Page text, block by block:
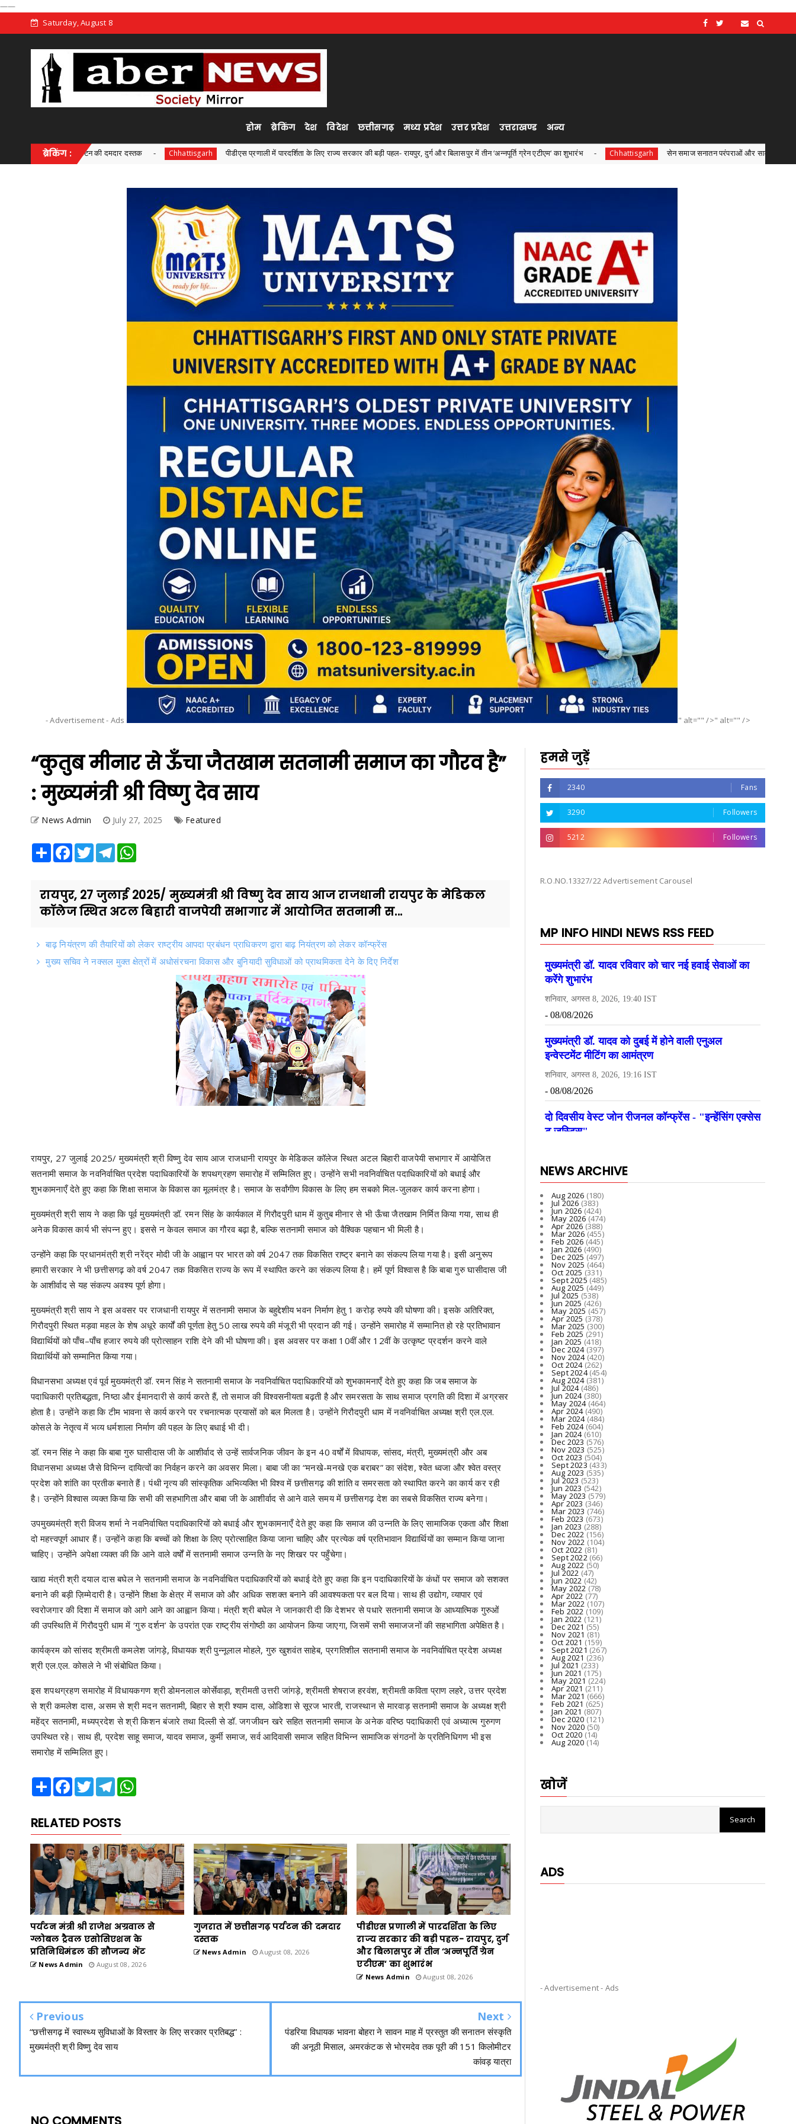
——
Saturday, August 8
होम ब्रेकिंग देश विदेश छत्तीसगढ़ मध्य प्रदेश उत्तर प्रदेश उत्तराखण्ड अन्य
ब्रेकिंग :
पर्यटन की दमदार दस्तक Chhattisgarh पीडीएस प्रणाली में पारदर्शिता के लिए राज्य सरकार की बड़ी पहल- रायपुर, दुर्ग और बिलासपुर में तीन ‘अन्नपूर्ति ग्रेन एटीएम‘ का शुभारंभ Chhattisgarh सेन समाज सनातन परंपराओं और सामाजिक समरसता का मजबूत आधार :
- Advertisement - Ads " alt="" />" alt="" />
“कुतुब मीनार से ऊँचा जैतखाम सतनामी समाज का गौरव है”
: मुख्यमंत्री श्री विष्णु देव साय
News Admin July 27, 2025 Featured
Share Facebook
TwitterTelegram
रायपुर, 27 जुलाई 2025/ मुख्यमंत्री श्री विष्णु देव साय आज राजधानी रायपुर के मेडिकल
कॉलेज स्थित अटल बिहारी वाजपेयी सभागार में आयोजित सतनामी स...
बाढ़ नियंत्रण की तैयारियों को लेकर राष्ट्रीय आपदा प्रबंधन प्राधिकरण द्वारा बाढ़ नियंत्रण को लेकर कॉन्फ्रेंस
मुख्य सचिव ने नक्सल मुक्त क्षेत्रों में अधोसंरचना विकास और बुनियादी सुविधाओं को प्राथमिकता देने के दिए निर्देश
रायपुर, 27 जुलाई 2025/ मुख्यमंत्री श्री विष्णु देव साय आज राजधानी रायपुर के मेडिकल कॉलेज स्थित अटल बिहारी वाजपेयी सभागार में आयोजित
सतनामी समाज के नवनिर्वाचित प्रदेश पदाधिकारियों के शपथग्रहण समारोह में सम्मिलित हुए। उन्होंने सभी नवनिर्वाचित पदाधिकारियों को बधाई और
शुभकामनाएँ देते हुए कहा कि शिक्षा समाज के विकास का मूलमंत्र है। समाज के सर्वांगीण विकास के लिए हम सबको मिल-जुलकर कार्य करना होगा।
मुख्यमंत्री श्री साय ने कहा कि पूर्व मुख्यमंत्री डॉ. रमन सिंह के कार्यकाल में गिरौदपुरी धाम में कुतुब मीनार से भी ऊँचा जैतखाम निर्मित किया गया, साथ ही
अनेक विकास कार्य भी संपन्न हुए। इससे न केवल समाज का गौरव बढ़ा है, बल्कि सतनामी समाज को वैश्विक पहचान भी मिली है।
उन्होंने कहा कि प्रधानमंत्री श्री नरेंद्र मोदी जी के आह्वान पर भारत को वर्ष 2047 तक विकसित राष्ट्र बनाने का संकल्प लिया गया है। इसी अनुरूप
हमारी सरकार ने भी छत्तीसगढ़ को वर्ष 2047 तक विकसित राज्य के रूप में स्थापित करने का संकल्प लिया है। हमें पूर्ण विश्वास है कि बाबा गुरु घासीदास जी
के आशीर्वाद से यह संकल्प अवश्य पूर्ण होगा।
मुख्यमंत्री श्री साय ने इस अवसर पर राजधानी रायपुर में सतनामी समाज के बहुद्देशीय भवन निर्माण हेतु 1 करोड़ रुपये की घोषणा की। इसके अतिरिक्त,
गिरौदपुरी स्थित मड़वा महल के शेष अधूरे कार्यों की पूर्णता हेतु 50 लाख रुपये की मंजूरी भी प्रदान की गई। उन्होंने समारोह में सम्मानित हो रहे प्रतिभावान
विद्यार्थियों को पाँच–पाँच हजार रुपये की प्रोत्साहन राशि देने की भी घोषणा की। इस अवसर पर कक्षा 10वीं और 12वीं के उत्कृष्ट प्रदर्शन करने वाले
विद्यार्थियों को सम्मानित किया गया।
विधानसभा अध्यक्ष एवं पूर्व मुख्यमंत्री डॉ. रमन सिंह ने सतनामी समाज के नवनिर्वाचित पदाधिकारियों को शुभकामनाएँ देते हुए कहा कि जब समाज के
पदाधिकारी प्रतिबद्धता, निष्ठा और ईमानदारी से कार्य करते हैं, तो समाज की विश्वसनीयता बढ़ती है और समरसता के साथ समाज प्रगति की दिशा में अग्रसर
होता है। उन्होंने कहा कि टीम भावना से कार्य करने पर रचनात्मक प्रयासों को बल मिलता है। उन्होंने गिरौदपुरी धाम में नवनिर्वाचित अध्यक्ष श्री एल.एल.
कोसले के नेतृत्व में भव्य धर्मशाला निर्माण की पहल के लिए बधाई भी दी।
डॉ. रमन सिंह ने कहा कि बाबा गुरु घासीदास जी के आशीर्वाद से उन्हें सार्वजनिक जीवन के इन 40 वर्षों में विधायक, सांसद, मंत्री, मुख्यमंत्री और अब
विधानसभा अध्यक्ष जैसे विभिन्न दायित्वों का निर्वहन करने का अवसर मिला। बाबा जी का “मनखे-मनखे एक बराबर” का संदेश, श्वेत ध्वजा और श्वेत वस्त्र
प्रदेश को शांति का प्रतीक बनाते हैं। पंथी नृत्य की सांस्कृतिक अभिव्यक्ति भी विश्व में छत्तीसगढ़ की शांति व समरसता को स्थापित करने का कार्य कर रही
है। उन्होंने विश्वास व्यक्त किया कि सभी की सहभागिता और बाबा जी के आशीर्वाद से आने वाले समय में छत्तीसगढ़ देश का सबसे विकसित राज्य बनेगा।
उपमुख्यमंत्री श्री विजय शर्मा ने नवनिर्वाचित पदाधिकारियों को बधाई और शुभकामनाएँ देते हुए कहा कि समाज की उन्नति के लिए सामाजिक एकता और शिक्षा
दो महत्त्वपूर्ण आधार हैं। उन्होंने कहा कि बच्चों को शिक्षा के लिए प्रोत्साहित किया जाना चाहिए और प्रत्येक वर्ष प्रतिभावान विद्यार्थियों का सम्मान किया जाना
चाहिए। उन्होंने अपेक्षा व्यक्त की कि आने वाले वर्षों में सतनामी समाज उन्नति के नए शिखर पर पहुँचेगा।
खाद्य मंत्री श्री दयाल दास बघेल ने सतनामी समाज के नवनिर्वाचित पदाधिकारियों को बधाई देते हुए कहा कि इन पदाधिकारियों के कंधों पर समाज को सशक्त
बनाने की बड़ी ज़िम्मेदारी है। उन्होंने शिक्षा के क्षेत्र में समाज को और अधिक सशक्त बनाने की आवश्यकता पर बल दिया। साथ ही उद्योग, व्यापार एवं
स्वरोजगार की दिशा में समाज को आगे आने का आह्वान किया। मंत्री श्री बघेल ने जानकारी दी कि देशभर से पधारे सतनामी समाज के आध्यात्मिक गुरुओं
की उपस्थिति में गिरौदपुरी धाम में ‘गुरु दर्शन’ के उपरांत एक राष्ट्रीय संगोष्ठी का आयोजन किया जाएगा, जिसमें सभी समाजजनों की सहभागिता अपेक्षित है।
कार्यक्रम को सांसद श्रीमती कमलेश जांगड़े, विधायक श्री पुन्नूलाल मोहले, गुरु खुशवंत साहेब, प्रगतिशील सतनामी समाज के नवनिर्वाचित प्रदेश अध्यक्ष
श्री एल.एल. कोसले ने भी संबोधित किया।
इस शपथग्रहण समारोह में विधायकगण श्री डोमनलाल कोर्सेवाड़ा, श्रीमती उत्तरी जांगड़े, श्रीमती शेषराज हरवंश, श्रीमती कविता प्राण लहरे, उत्तर प्रदेश
से श्री कमलेश दास, असम से श्री मदन सतनामी, बिहार से श्री श्याम दास, ओडिशा से सूरज भारती, राजस्थान से मारवाड़ सतनामी समाज के अध्यक्ष श्री
महेंद्र सतनामी, मध्यप्रदेश से श्री किशन बंजारे तथा दिल्ली से डॉ. जगजीवन खरे सहित सतनामी समाज के अनेक वरिष्ठ पदाधिकारी एवं अध्यात्म गुरुगण
उपस्थित रहे। साथ ही, प्रदेश साहू समाज, यादव समाज, कुर्मी समाज, सर्व आदिवासी समाज सहित विभिन्न सामाजिक संगठनों के प्रतिनिधिगण भी इस
समारोह में सम्मिलित हुए।
Share Facebook
TwitterTelegram
RELATED POSTS
पर्यटन मंत्री श्री राजेश अग्रवाल से
ग्लोबल ट्रैवल एसोसिएशन के
प्रतिनिधिमंडल की सौजन्य भेंट
News Admin August 08, 2026
गुजरात में छत्तीसगढ़ पर्यटन की दमदार
दस्तक
News Admin August 08, 2026
पीडीएस प्रणाली में पारदर्शिता के लिए
राज्य सरकार की बड़ी पहल- रायपुर, दुर्ग
और बिलासपुर में तीन ‘अन्नपूर्ति ग्रेन
एटीएम‘ का शुभारंभ
News Admin August 08, 2026
Previous
“छत्तीसगढ़ में स्वास्थ्य सुविधाओं के विस्तार के लिए सरकार प्रतिबद्ध” :
मुख्यमंत्री श्री विष्णु देव साय
Next
पंडरिया विधायक भावना बोहरा ने सावन माह में प्रस्तुत की सनातन संस्कृति
की अनूठी मिसाल, अमरकंटक से भोरमदेव तक पूरी की 151 किलोमीटर
कांवड़ यात्रा
हमसे जुड़ें
2340 Fans
3290 Followers
5212 Followers
R.O.NO.13327/22 Advertisement Carousel
MP INFO HINDI NEWS RSS FEED
NEWS ARCHIVE
Aug 2026 (180)
Jul 2026 (383)
Jun 2026(424)
May 2026(474)
Apr 2026 (388)
Mar 2026(455)
Feb 2026 (445)
Jan 2026 (490)
Dec 2025(497)
Nov 2025 (464)
Oct 2025 (331)
Sept 2025 (485)
Aug 2025 (449)
Jul 2025 (538)
Jun 2025(426)
May 2025(457)
Apr 2025 (378)
Mar 2025 (300)
Feb 2025 (291)
Jan 2025 (418)
Dec 2024(397)
Nov 2024(420)
Oct 2024(262)
Sept 2024(454)
Aug 2024(381)
Jul 2024(486)
Jun 2024(380)
May 2024(464)
Apr 2024(490)
Mar 2024(484)
Feb 2024(604)
Jan 2024(610)
Dec 2023(576)
Nov 2023 (525)
Oct 2023 (504)
Sept 2023 (433)
Aug 2023 (535)
Jul 2023 (523)
Jun 2023(542)
May 2023(579)
Apr 2023 (346)
Mar 2023 (746)
Feb 2023 (673)
Jan 2023 (288)
Dec 2022(156)
Nov 2022 (104)
Oct 2022 (81)
Sept 2022(66)
Aug 2022 (50)
Jul 2022 (47)
Jun 2022(42)
May 2022(78)
Apr 2022 (77)
Mar 2022(107)
Feb 2022 (109)
Jan 2022 (121)
Dec 2021 (55)
Nov 2021 (81)
Oct 2021 (159)
Sept 2021 (267)
Aug 2021 (236)
Jul 2021 (233)
Jun 2021(175)
May 2021(224)
Apr 2021 (211)
Mar 2021 (666)
Feb 2021 (625)
Jan 2021 (807)
Dec 2020(121)
Nov 2020 (50)
Oct 2020 (14)
Aug 2020(14)
खोजें
ADS
- Advertisement - Ads